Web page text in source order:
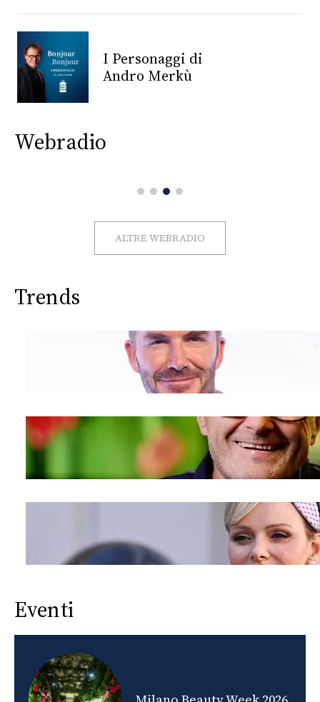
MONACO
RMC
CONSIGLIA
I Personaggi di
Andro Merkù
Webradio
ALTRE WEBRADIO
Trends
Eventi